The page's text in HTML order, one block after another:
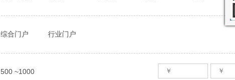
综合门户 行业门户
500 ~1000